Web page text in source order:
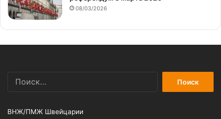
08/03/2026
ВНЖ/ПМЖ Швейцарии